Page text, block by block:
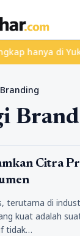
hanya di
Citra
terutama di
kuat adalah
tidak…